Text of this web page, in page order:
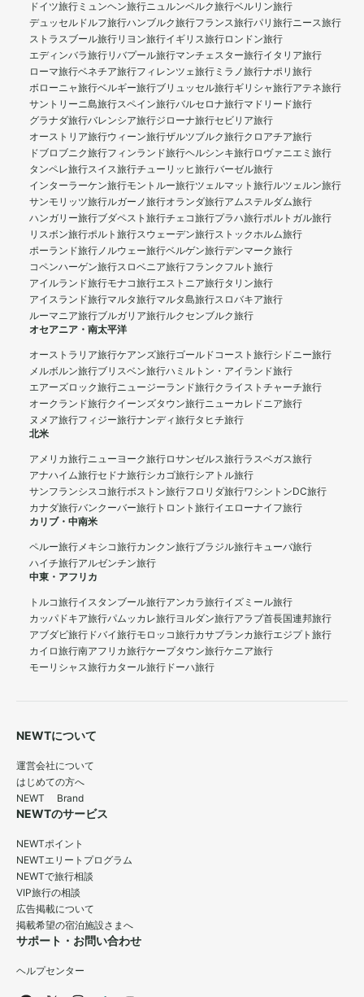
ドイツ旅行 ミュンヘン旅行ニュルンベルク旅行ベルリン旅行
デュッセルドルフ旅行ハンブルク旅行フランス旅行パリ旅行ニース旅行
ストラスブール旅行リヨン旅行イギリス旅行ロンドン旅行
エディンバラ旅行リバプール旅行マンチェスター旅行イタリア旅行
ローマ旅行ベネチア旅行フィレンツェ旅行 ミラノ旅行ナポリ旅行
ボローニャ旅行ベルギー旅行ブリュッセル旅行ギリシャ旅行アテネ旅行
サントリーニ島旅行スペイン旅行バルセロナ旅行マドリード旅行
グラナダ旅行バレンシア旅行ジローナ旅行セビリア旅行
オーストリア旅行ウィーン旅行ザルツブルク旅行クロアチア旅行
ドブロブニク旅行フィンランド旅行ヘルシンキ旅行ロヴァニエミ旅行
タンペレ旅行スイス旅行チューリッヒ旅行バーゼル旅行
インターラーケン旅行モントルー旅行ツェルマット旅行ルツェルン旅行
サンモリッツ旅行ルガーノ旅行オランダ旅行アムステルダム旅行
ハンガリー旅行ブダペスト旅行チェコ旅行プラハ旅行ポルトガル旅行
リスボン旅行ポルト旅行スウェーデン旅行ストックホルム旅行
ポーランド旅行ノルウェー旅行ベルゲン旅行デンマーク旅行
コペンハーゲン旅行スロベニア旅行フランクフルト旅行
アイルランド旅行モナコ旅行エストニア旅行タリン旅行
アイスランド旅行マルタ旅行マルタ島旅行スロバキア旅行
ルーマニア旅行ブルガリア旅行ルクセンブルク旅行
オセアニア・南太平洋
オーストラリア旅行ケアンズ旅行ゴールドコースト旅行シドニー旅行
メルボルン旅行ブリスベン旅行ハミルトン・アイランド旅行
エアーズロック旅行ニュージーランド旅行クライストチャーチ旅行
オークランド旅行クイーンズタウン旅行ニューカレドニア旅行
ヌメア旅行フィジー旅行ナンディ旅行タヒチ旅行
北米
アメリカ旅行ニューヨーク旅行ロサンゼルス旅行ラスベガス旅行
アナハイム旅行セドナ旅行シカゴ旅行シアトル旅行
サンフランシスコ旅行ボストン旅行フロリダ旅行ワシントンDC旅行
カナダ旅行バンクーバー旅行 トロント旅行イエローナイフ旅行
カリブ・中南米
ペルー旅行メキシコ旅行カンクン旅行ブラジル旅行キューバ旅行
ハイチ旅行アルゼンチン旅行
中東・アフリカ
トルコ旅行イスタンブール旅行アンカラ旅行イズミール旅行
カッパドキア旅行パムッカレ旅行ヨルダン旅行アラブ首長国連邦旅行
アブダビ旅行 ドバイ旅行モロッコ旅行カサブランカ旅行エジプト旅行
カイロ旅行南アフリカ旅行ケープタウン旅行ケニア旅行
モーリシャス旅行カタール旅行 ドーハ旅行
NEWTについて
運営会社について
はじめての方へ
NEWT Brand
NEWTのサービス
NEWTポイント
NEWTエリートプログラム
NEWTで旅行相談
VIP旅行の相談
広告掲載について
掲載希望の宿泊施設さまへ
サポート・お問い合わせ
ヘルプセンター